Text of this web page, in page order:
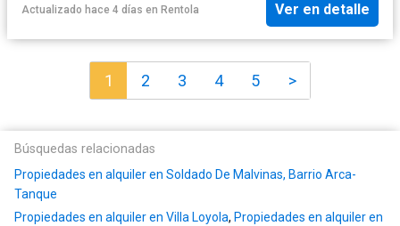
Actualizado hace 4 días en Rentola Ver en detalle
1 2 3 4 5 >
Búsquedas relacionadas
Propiedades en alquiler en Soldado De Malvinas, Barrio Arca-
Tanque
Propiedades en alquiler en Villa Loyola, Propiedades en alquiler en